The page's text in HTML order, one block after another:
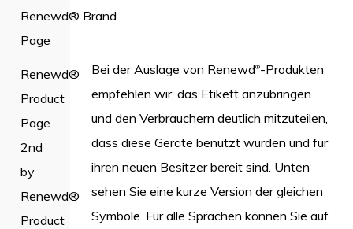
Renewd® Brand
Page
Renewd®
Product
Page
2nd
by
Renewd®
Product
Bei der Auslage von Renewd®-Produkten
empfehlen wir, das Etikett anzubringen
und den Verbrauchern deutlich mitzuteilen,
dass diese Geräte benutzt wurden und für
ihren neuen Besitzer bereit sind. Unten
sehen Sie eine kurze Version der gleichen
Symbole. Für alle Sprachen können Sie auf